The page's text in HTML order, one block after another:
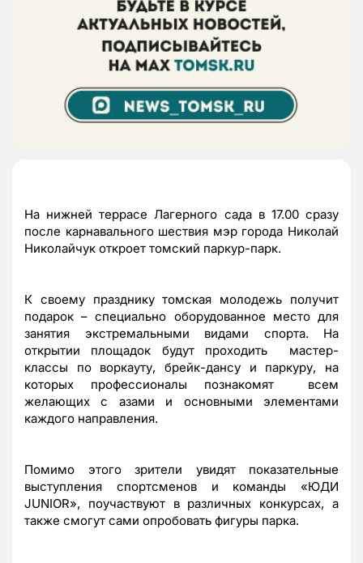
На нижней террасе Лагерного сада в 17.00 сразу
после карнавального шествия мэр города Николай
Николайчук откроет томский паркур-парк.
К своему празднику томская молодежь получит
подарок – специально оборудованное место для
занятия экстремальными видами спорта. На
открытии площадок будут проходить мастер-
классы по воркауту, брейк-дансу и паркуру, на
которых профессионалы познакомят всем
желающих с азами и основными элементами
каждого направления.
Помимо этого зрители увидят показательные
выступления спортсменов и команды «ЮДИ
JUNIOR», поучаствуют в различных конкурсах, а
также смогут сами опробовать фигуры парка.